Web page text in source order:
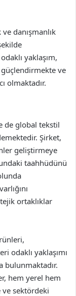
danışmanlık
yaklaşım,
ve
olmaktadır.
de global tekstil
Şirket,
geliştirmeye
taahhüdünü
ortaklıklar
odaklı yaklaşımı
hem yerel hem
sektördeki